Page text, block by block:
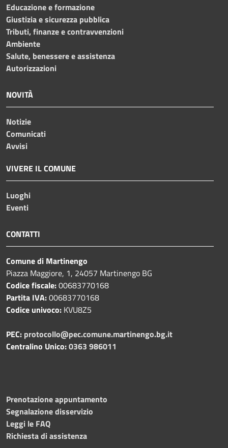
Educazione e formazione
Giustizia e sicurezza pubblica
Tributi, finanze e contravvenzioni
Ambiente
Salute, benessere e assistenza
Autorizzazioni
NOVITÀ
Notizie
Comunicati
Avvisi
VIVERE IL COMUNE
Luoghi
Eventi
CONTATTI
Comune di Martinengo
Piazza Maggiore, 1, 24057 Martinengo BG
Codice fiscale:00683770168
Partita IVA:00683770168
Codice univoco: KVU8Z5
PEC: protocollo@pec.comune.martinengo.bg.it
Centralino Unico:0363 986011
Prenotazione appuntamento
Segnalazione disservizio
Leggi le FAQ
Richiesta di assistenza